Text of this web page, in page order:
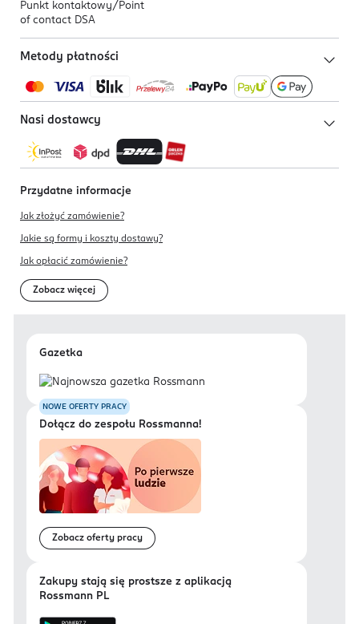
Punkt kontaktowy/ Point
of contact DSA
Metody płatności
Nasi dostawcy
Przydatne informacje
Jak złożyć zamówienie?
Jakie są formy i koszty dostawy?
Jak opłacić zamówienie?
Zobacz więcej
Gazetka
NOWE OFERTY PRACY
Dołącz do zespołu Rossmanna!
Zobacz oferty pracy
Zakupy stają się prostsze z aplikacją
Rossmann PL